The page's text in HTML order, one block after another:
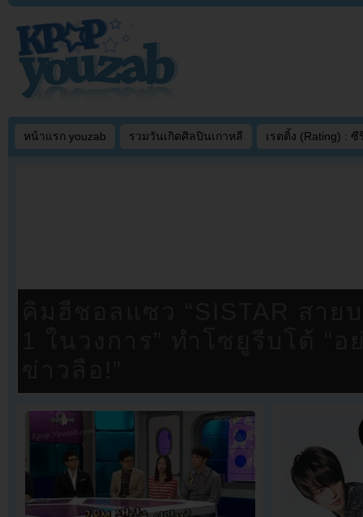
หน้าแรก youzab รวมวันเกิดศิลปินเกาหลี เรตติ้ง (Rating) : ซี